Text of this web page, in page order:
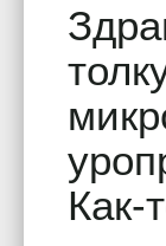
Как-